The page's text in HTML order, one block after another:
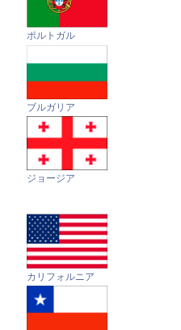
ポルトガル
ブルガリア
ジョージア
カリフォルニア